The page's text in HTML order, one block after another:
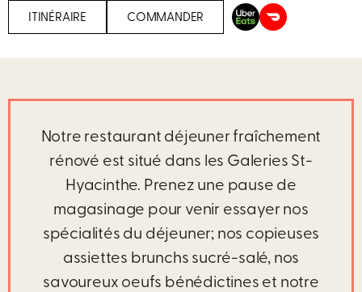
ITINÉRAIRE COMMANDER
Notre restaurant déjeuner fraîchement
rénové est situé dans les Galeries St-
Hyacinthe. Prenez une pause de
magasinage pour venir essayer nos
spécialités du déjeuner; nos copieuses
assiettes brunchs sucré-salé, nos
savoureux oeufs bénédictines et notre